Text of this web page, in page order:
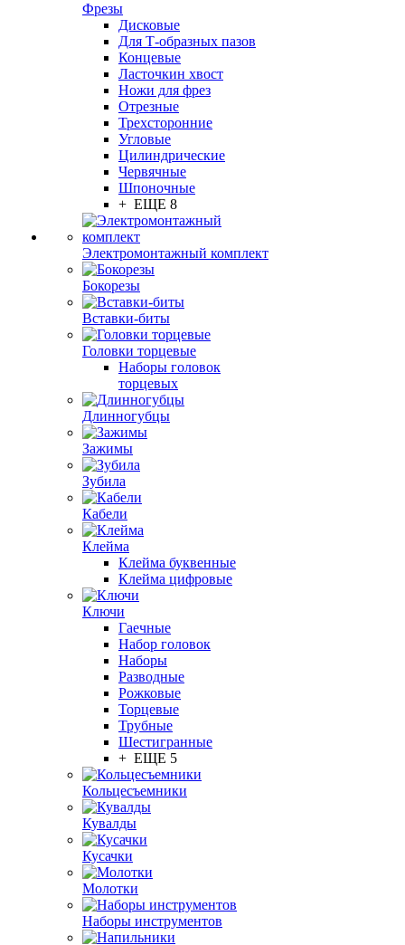
Фрезы
Дисковые
Для Т-образных пазов
Концевые
Ласточкин хвост
Ножи для фрез
Отрезные
Трехсторонние
Угловые
Цилиндрические
Червячные
Шпоночные
+ ЕЩЕ 8
Электромонтажный комплект
Бокорезы
Вставки-биты
Головки торцевые
Наборы головок
торцевых
Длинногубцы
Зажимы
Зубила
Кабели
Клейма
Клейма буквенные
Клейма цифровые
Ключи
Гаечные
Набор головок
Наборы
Разводные
Рожковые
Торцевые
Трубные
Шестигранные
+ ЕЩЕ 5
Кольцесъемники
Кувалды
Кусачки
Молотки
Наборы инструментов